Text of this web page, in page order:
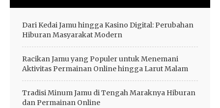
Dari Kedai Jamu hingga Kasino Digital: Perubahan
Hiburan Masyarakat Modern
Racikan Jamu yang Populer untuk Menemani
Aktivitas Permainan Online hingga Larut Malam
Tradisi Minum Jamu di Tengah Maraknya Hiburan
dan Permainan Online